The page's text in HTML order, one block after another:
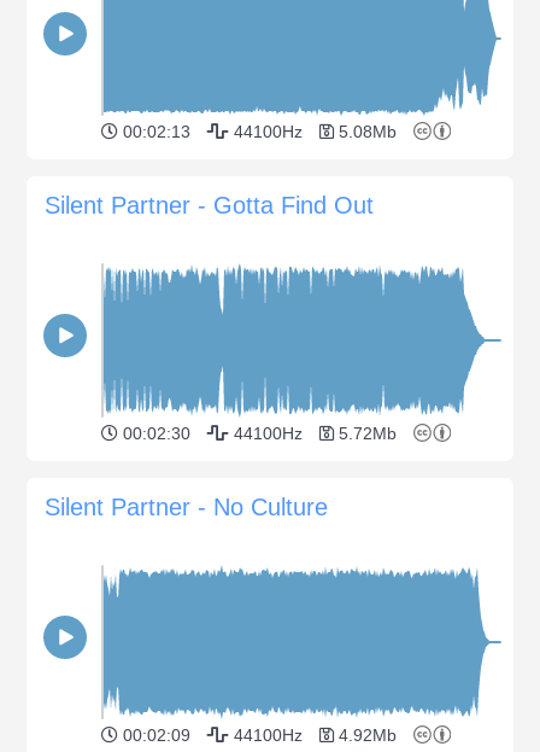
00:02:13 44100Hz 5.08Mb
Silent Partner - Gotta Find Out
00:02:30 44100Hz 5.72Mb
Silent Partner - No Culture
00:02:09 44100Hz 4.92Mb